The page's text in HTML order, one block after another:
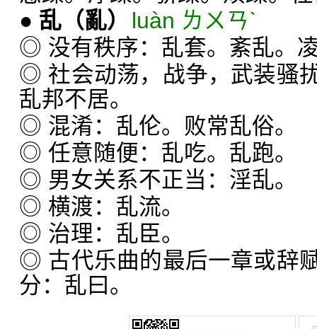
● 乱 （亂）
luàn ㄌㄨㄢˋ
◎ 没有秩序：乱套。紊乱。
◎ 社会动荡，战争，武装骚
乱邦不居。
◎ 混淆：乱伦。败常乱俗。
◎ 任意随便：乱吃。乱跑。
◎ 男女关系不正当：淫乱。
◎ 横渡：乱流。
◎ 治理：乱臣。
◎ 古代乐曲的最后一章或辞
分：乱曰。